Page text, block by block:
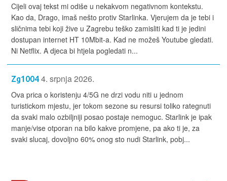
Cijeli ovaj tekst mi odiše u nekakvom negativnom kontekstu.
Kao da, Drago, imaš nešto protiv Starlinka. Vjerujem da je tebi i
sličnima tebi koji žive u Zagrebu teško zamisliti kad ti je jedini
dostupan internet HT 10Mbit-a. Kad ne možeš Youtube gledati.
Ni Netflix. A djeca bi htjela pogledati n...
Zg1004 4. srpnja 2026.
Ova prica o koristenju 4/5G ne drzi vodu niti u jednom
turistickom mjestu, jer tokom sezone su resursi toliko rategnuti
da svaki malo ozbiljniji posao postaje nemoguc. Starlink je ipak
manje/vise otporan na bilo kakve promjene, pa ako ti je, za
svaki slucaj, dovoljno 60% onog sto nudi Starlink, pobj...